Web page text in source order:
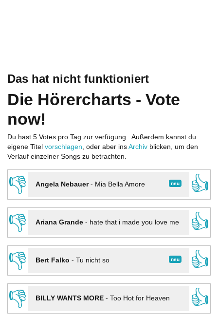
Das hat nicht funktioniert
Die Hörercharts - Vote
now!
Du hast 5 Votes pro Tag zur verfügung.. Außerdem kannst du
eigene Titel vorschlagen, oder aber ins Archiv blicken, um den
Verlauf einzelner Songs zu betrachten.
👎 neu
Angela Nebauer- Mia Bella Amore
👍
👎
Ariana Grande- hate that i made you love me
👍
👎
neu
Bert Falko - Tu nicht so
👍
👎
BILLY WANTS MORE- Too Hot for Heaven
👍